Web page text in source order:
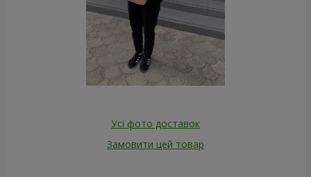
Усі фото доставок
Замовити цей товар